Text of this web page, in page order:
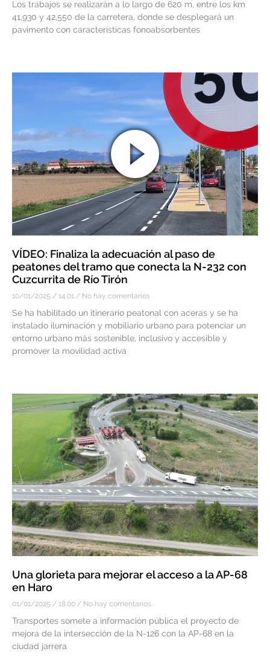
Los trabajos se realizarán a lo largo de 620 m, entre los km
41,930 y 42,550 de la carretera, donde se desplegará un
pavimento con características fonoabsorbentes
VÍDEO: Finaliza la adecuación al paso de
peatones del tramo que conecta la N-232 con
Cuzcurrita de Río Tirón
10/01/2025 14:01 No hay comentarios
Se ha habilitado un itinerario peatonal con aceras y se ha
instalado iluminación y mobiliario urbano para potenciar un
entorno urbano más sostenible, inclusivo y accesible y
promover la movilidad activa
Una glorieta para mejorar el acceso a la AP-68
en Haro
01/01/2025 18:00 No hay comentarios
Transportes somete a información pública el proyecto de
mejora de la intersección de la N-126 con la AP-68 en la
ciudad jarrera